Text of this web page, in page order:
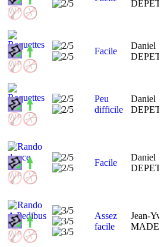
Facile
Daniel
Peu
difficile
Daniel
Facile
Daniel
Assez
facile
Jean-